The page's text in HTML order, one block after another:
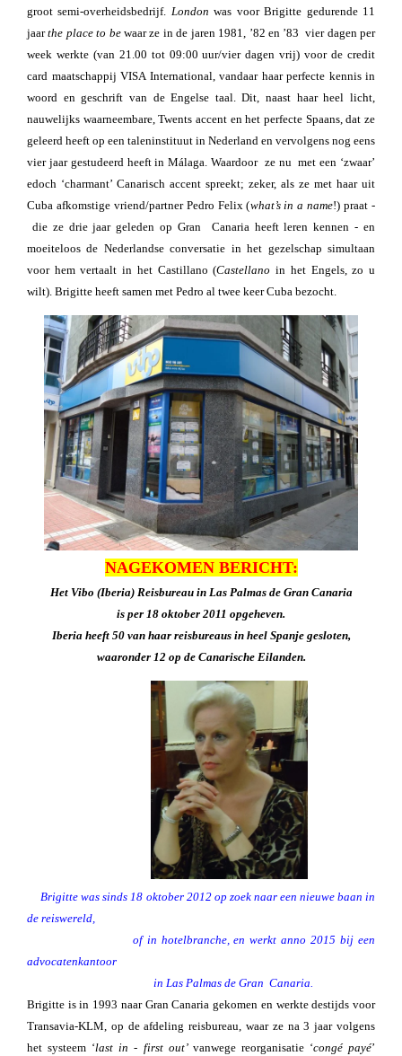
groot semi-overheidsbedrijf. London was voor Brigitte gedurende 11
jaarthe place to bewaar ze in de jaren 1981, ’82 en ’83 vier dagen per
week werkte (van 21.00 tot 09:00 uur/vier dagen vrij) voor de credit
card maatschappij VISA International, vandaar haar perfecte kennis in
woord en geschrift van de Engelse taal. Dit, naast haar heel licht,
nauwelijks waarneembare, Twents accent en het perfecte Spaans, dat ze
geleerd heeft op een taleninstituut in Nederland en vervolgens nog eens
vier jaar gestudeerd heeft in Málaga. Waardoor ze nu met een ‘zwaar’
edoch ‘charmant’ Canarisch accent spreekt; zeker, als ze met haar uit
Cuba afkomstige vriend/partner Pedro Felix (what’s in a name!) praat -
die ze drie jaar geleden op Gran Canaria heeft leren kennen - en
moeiteloos de Nederlandse conversatie in het gezelschap simultaan
voor hem vertaalt in het Castillano (Castellano in het Engels, zo u
wilt). Brigitte heeft samen met Pedro al twee keer Cuba bezocht.
NAGEKOMEN BERICHT:
Het Vibo (Iberia) Reisbureau in Las Palmas de Gran Canaria
is per 18 oktober 2011 opgeheven.
Iberia heeft 50 van haar reisbureaus in heel Spanje gesloten,
waaronder 12 op de Canarische Eilanden.
Brigitte was sinds 18 oktober 2012 op zoek naar een nieuwe baan in
de reiswereld,
of in hotelbranche, en werkt anno 2015 bij een
advocatenkantoor
in Las Palmas de Gran Canaria.
Brigitte is in 1993 naar Gran Canaria gekomen en werkte destijds voor
Transavia-KLM, op de afdeling reisbureau, waar ze na 3 jaar volgens
het systeem ‘last in - first out’ vanwege reorganisatie ‘congé payé’